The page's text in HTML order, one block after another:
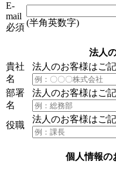
E-
mail
必須(半角英数字)
法人
貴社
名
法人のお客様はご
部署
名
法人のお客様はご
役職
法人のお客様はご
個人情報の